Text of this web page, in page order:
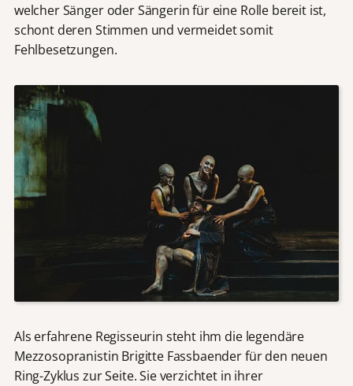
welcher Sänger oder Sängerin für eine Rolle bereit ist,
schont deren Stimmen und vermeidet somit
Fehlbesetzungen.
Als erfahrene Regisseurin steht ihm die legendäre
Mezzosopranistin Brigitte Fassbaender für den neuen
Ring-Zyklus zur Seite. Sie verzichtet in ihrer